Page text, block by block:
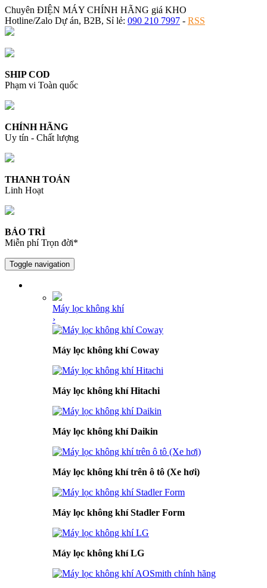
Chuyên ĐIỆN MÁY CHÍNH HÃNG giá KHO
Hotline/Zalo Dự án, B2B, Sỉ lẻ: 090 210 7997 - RSS
SHIP COD
Phạm vi Toàn quốc
CHÍNH HÃNG
Uy tín - Chất lượng
THANH TOÁN
Linh Hoạt
BẢO TRÌ
Miễn phí Trọn đời*
Toggle navigation
Máy lọc không khí
›
Máy lọc không khí Coway
Máy lọc không khí Hitachi
Máy lọc không khí Daikin
Máy lọc không khí trên ô tô (Xe hơi)
Máy lọc không khí Stadler Form
Máy lọc không khí LG